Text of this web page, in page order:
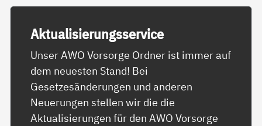
Ak­tua­li­sie­rungs­ser­vice
Unser AWO Vorsorge Ordner ist immer auf
dem neuesten Stand! Bei
Gesetzesänderungen und anderen
Neuerungen stellen wir die die
Aktualisierungen für den AWO Vorsorge